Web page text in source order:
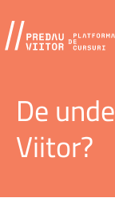
De
Viitor?